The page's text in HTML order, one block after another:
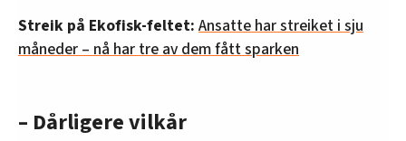
Streik på Ekofisk-feltet: Ansatte har streiket i sju
måneder – nå har tre av dem fått sparken
– Dårligere vilkår